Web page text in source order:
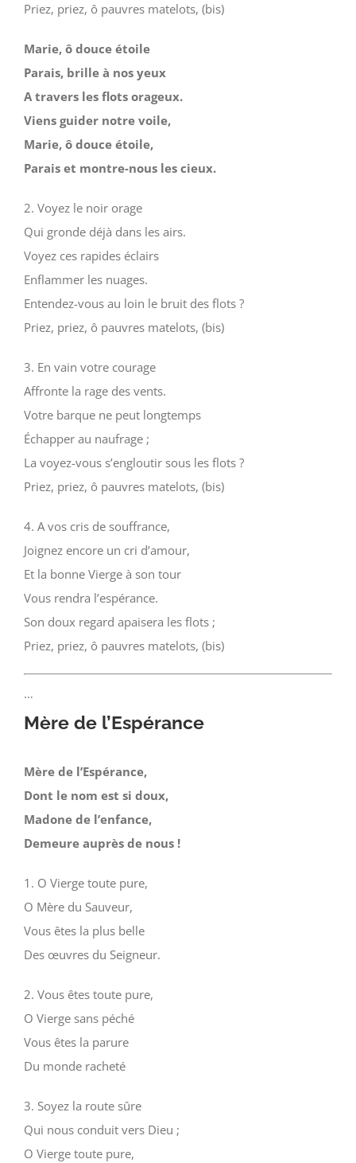
Priez, priez, ô pauvres matelots, (bis)
Marie, ô douce étoile
Parais, brille à nos yeux
A travers les flots orageux.
Viens guider notre voile,
Marie, ô douce étoile,
Parais et montre-nous les cieux.
2. Voyez le noir orage
Qui gronde déjà dans les airs.
Voyez ces rapides éclairs
Enflammer les nuages.
Entendez-vous au loin le bruit des flots ?
Priez, priez, ô pauvres matelots, (bis)
3. En vain votre courage
Affronte la rage des vents.
Votre barque ne peut longtemps
Échapper au naufrage ;
La voyez-vous s’engloutir sous les flots ?
Priez, priez, ô pauvres matelots, (bis)
4. A vos cris de souffrance,
Joignez encore un cri d’amour,
Et la bonne Vierge à son tour
Vous rendra l’espérance.
Son doux regard apaisera les flots ;
Priez, priez, ô pauvres matelots, (bis)
…
Mère de l’Espérance
Mère de l’Espérance,
Dont le nom est si doux,
Madone de l’enfance,
Demeure auprès de nous !
1. O Vierge toute pure,
O Mère du Sauveur,
Vous êtes la plus belle
Des œuvres du Seigneur.
2. Vous êtes toute pure,
O Vierge sans péché
Vous êtes la parure
Du monde racheté
3. Soyez la route sûre
Qui nous conduit vers Dieu ;
O Vierge toute pure,